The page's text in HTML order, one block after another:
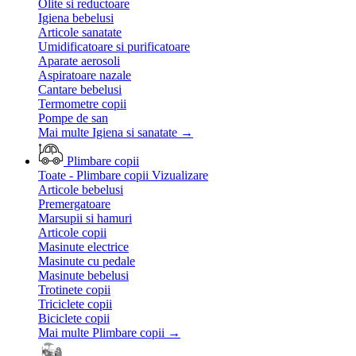
Olite si reductoare
Igiena bebelusi
Articole sanatate
Umidificatoare si purificatoare
Aparate aerosoli
Aspiratoare nazale
Cantare bebelusi
Termometre copii
Pompe de san
Mai multe Igiena si sanatate →
Plimbare copii
Toate - Plimbare copii Vizualizare
Articole bebelusi
Premergatoare
Marsupii si hamuri
Articole copii
Masinute electrice
Masinute cu pedale
Masinute bebelusi
Trotinete copii
Triciclete copii
Biciclete copii
Mai multe Plimbare copii →